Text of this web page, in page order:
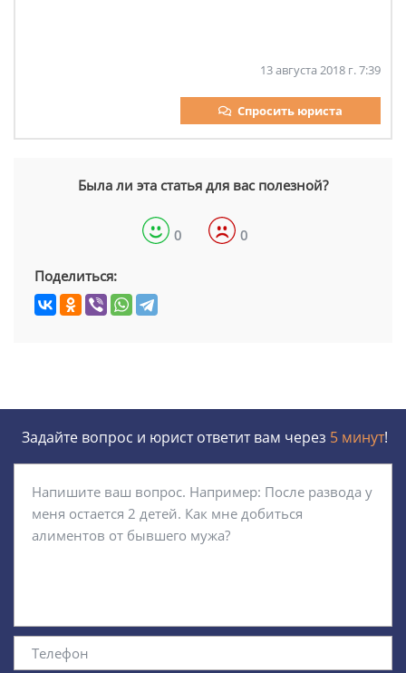
13 августа 2018 г. 7:39
Спросить юриста
Была ли эта статья для вас полезной?
0 0
Поделиться:
Задайте вопрос и юрист ответит вам через 5 минут!